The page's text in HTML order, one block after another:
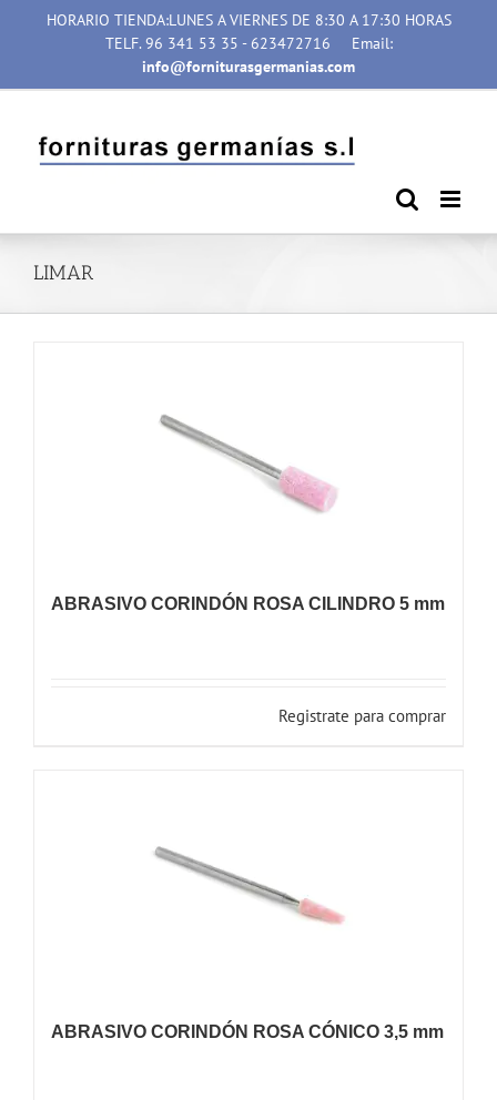
HORARIO TIENDA:LUNES A VIERNES DE 8:30 A 17:30 HORAS
TELF. 96 341 53 35 - 623472716
Email:
info@forniturasgermanias.com
LIMAR
ABRASIVO CORINDÓN ROSA CILINDRO 5 mm
Registrate para comprar
ABRASIVO CORINDÓN ROSA CÓNICO 3,5 mm